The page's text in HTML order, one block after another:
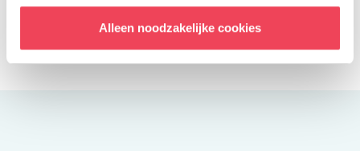
Alleen noodzakelijke cookies
Terug naar overzicht
Delen op:
Facebook
LinkedIn